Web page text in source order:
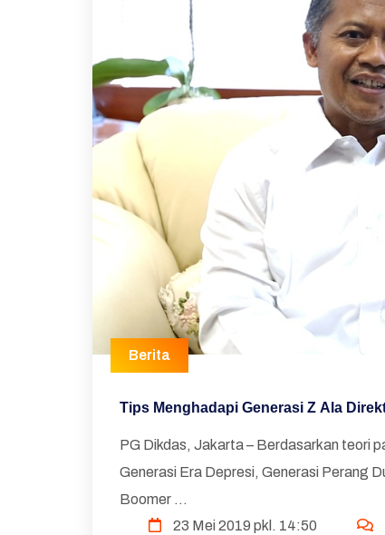
Berita
Tips Menghadapi Generasi Z Ala
PG Dikdas, Jakarta – Berdasarkan teori
Generasi Era Depresi, Generasi Perang
Boomer ...
23 Mei 2019 pkl. 14:50